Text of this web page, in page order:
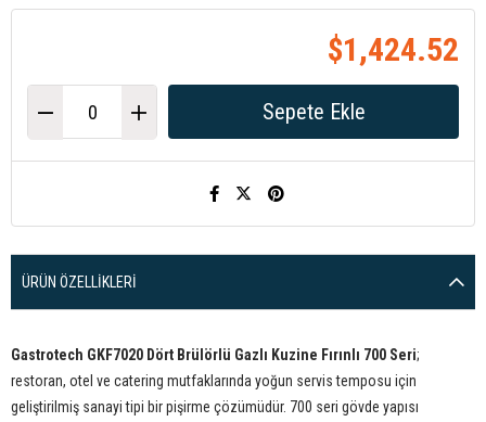
$1,424.52
ÜRÜN ÖZELLIKLERI
Gastrotech GKF7020 Dört Brülörlü Gazlı Kuzine Fırınlı 700 Seri;
restoran, otel ve catering mutfaklarında yoğun servis temposu için
geliştirilmiş sanayi tipi bir pişirme çözümüdür. 700 seri gövde yapısı